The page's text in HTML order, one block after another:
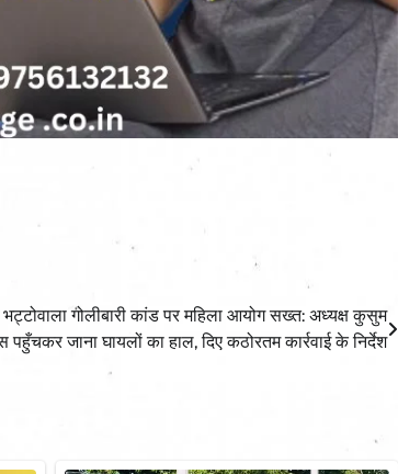
गोलीबारी कांड पर महिला आयोग सख्त: अध्यक्ष कुसुम
जाना घायलों का हाल, दिए कठोरतम कार्रवाई के निर्देश